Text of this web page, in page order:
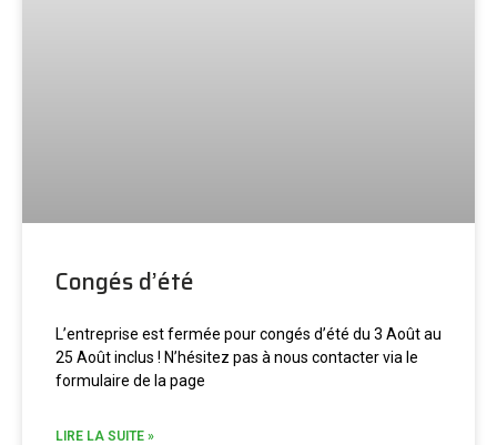
Congés d’été
L’entreprise est fermée pour congés d’été du 3 Août au
25 Août inclus ! N’hésitez pas à nous contacter via le
formulaire de la page
LIRE LA SUITE »